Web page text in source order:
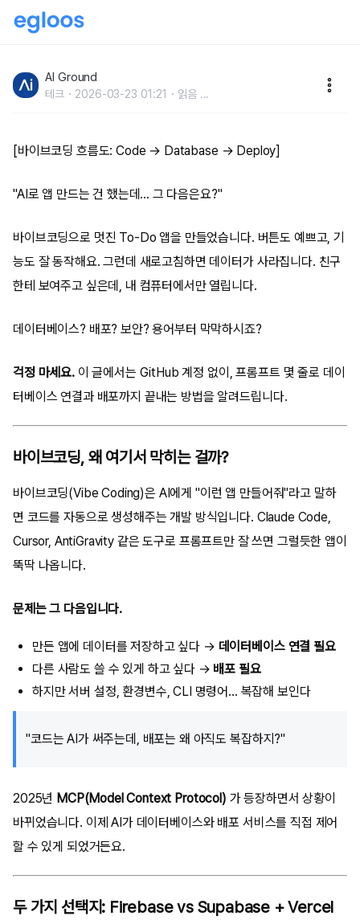
Supabase로 앱 공개하기
AI Ground
테크 2026-03-23 01:21 읽음 ...
[바이브코딩 흐름도: Code → Database → Deploy]
"AI로 앱 만드는 건 했는데... 그 다음은요?"
바이브코딩으로 멋진 To-Do 앱을 만들었습니다. 버튼도 예쁘고, 기
능도 잘 동작해요. 그런데 새로고침하면 데이터가 사라집니다. 친구
한테 보여주고 싶은데, 내 컴퓨터에서만 열립니다.
데이터베이스? 배포? 보안? 용어부터 막막하시죠?
걱정 마세요.이 글에서는 GitHub 계정 없이, 프롬프트 몇 줄로 데이
터베이스 연결과 배포까지 끝내는 방법을 알려드립니다.
바이브코딩, 왜 여기서 막히는 걸까?
바이브코딩(Vibe Coding)은 AI에게 "이런 앱 만들어줘"라고 말하
면 코드를 자동으로 생성해주는 개발 방식입니다. Claude Code,
Cursor, AntiGravity 같은 도구로 프롬프트만 잘 쓰면 그럴듯한 앱이
뚝딱 나옵니다.
문제는 그 다음입니다.
만든 앱에 데이터를 저장하고 싶다 → 데이터베이스 연결 필요
다른 사람도 쓸 수 있게 하고 싶다 → 배포 필요
하지만 서버 설정, 환경변수, CLI 명령어... 복잡해 보인다
"코드는 AI가 써주는데, 배포는 왜 아직도 복잡하지?"
2025년 MCP(Model Context Protocol) 가 등장하면서 상황이
바뀌었습니다. 이제 AI가 데이터베이스와 배포 서비스를 직접 제어
할 수 있게 되었거든요.
두 가지 선택지: Firebase vs Supabase + Vercel